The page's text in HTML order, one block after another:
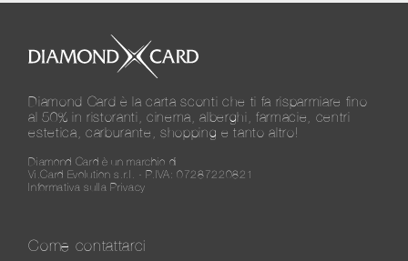
Diamond Card è la carta sconti che ti fa risparmiare fino
al 50% in ristoranti, cinema, alberghi, farmacie, centri
estetica, carburante, shopping e tanto altro!
Diamond Card è un marchio di
Vi.Card Evolution s.r.l. - P.IVA: 07287220821
Informativa sulla Privacy
Come contattarci